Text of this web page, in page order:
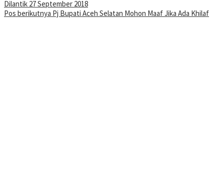
Dilantik 27 September 2018
Pos berikutnya Pj Bupati Aceh Selatan Mohon Maaf Jika Ada Khilaf